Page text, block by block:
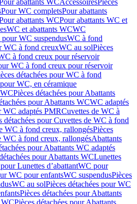
abattants WCAccessoiresPièces
Pour WC completsPour abattants
abattants WCPour abattants WC et
WC et abattants WCWC
pour WC suspendusWC à fond
WC à fond creuxWC au solPièces
à fond creux pour réservoir
WC à fond creux pour réservoir
détachées pour WC à fond
WC, en céramique
Pièces détachées pour Abattants
pour Abattants WCWC adaptés
WC adaptés PMRCuvettes de WC à
détachées pour Cuvettes de WC à fond
WC à fond creux, rallongésPièces
WC à fond creux, rallongésAbattants
pour Abattants WC adaptés
pour Abattants WCLunettes
Lunettes d’abattantWC pour
WC pour enfantsWC suspendusPièces
WC au solPièces détachées pour WC
Pièces détachées pour Abattants
WCPièces détachées pour Abattants